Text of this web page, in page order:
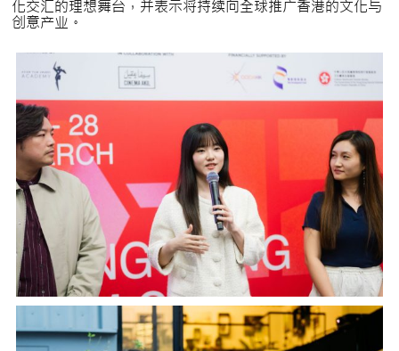
化交汇的理想舞台，并表示将持续向全球推广香港的文化与
创意产业。